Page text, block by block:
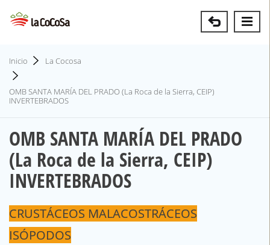
Inicio La Cocosa
OMB SANTA MARÍA DEL PRADO (La Roca de la Sierra, CEIP)
INVERTEBRADOS
OMB SANTA MARÍA DEL PRADO
(La Roca de la Sierra, CEIP)
INVERTEBRADOS
CRUSTÁCEOS MALACOSTRÁCEOS
ISÓPODOS